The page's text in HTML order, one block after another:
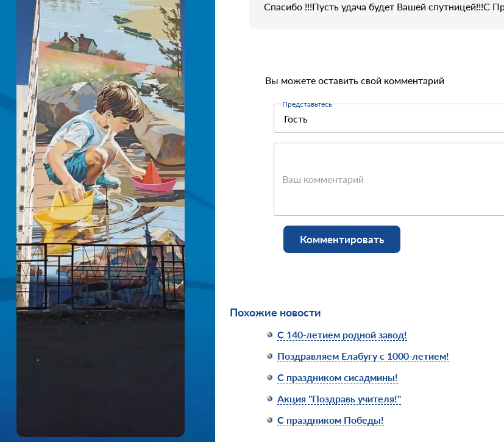
Спасибо !!!Пусть удача будет Вашей спутницей!!!С
Вы можете оставить свой комментарий
Представьтесь
Ваш комментарий
Комментировать
Похожие новости
С 140-летием родной завод!
Поздравляем Елабугу с 1000-летием!
С праздником сисадмины!
Акция "Поздравь учителя!"
С праздником Победы!